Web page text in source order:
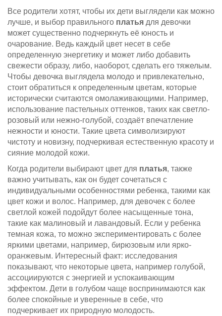
Все родители хотят, чтобы их дети выглядели как можно
лучше, и выбор правильного платья для девочки
может существенно подчеркнуть её юность и
очарование. Ведь каждый цвет несет в себе
определенную энергетику и может либо добавить
свежести образу, либо, наоборот, сделать его тяжелым.
Чтобы девочка выглядела молодо и привлекательно,
стоит обратиться к определенным цветам, которые
исторически считаются омолаживающими. Например,
использование пастельных оттенков, таких как светло-
розовый или нежно-голубой, создаёт впечатление
нежности и юности. Такие цвета символизируют
чистоту и новизну, подчеркивая естественную красоту и
сияние молодой кожи.
Когда родители выбирают цвет для платья, также
важно учитывать, как он будет сочетаться с
индивидуальными особенностями ребенка, такими как
цвет кожи и волос. Например, для девочек с более
светлой кожей подойдут более насыщенные тона,
такие как малиновый и лавандовый. Если у ребенка
темная кожа, то можно экспериментировать с более
яркими цветами, например, бирюзовым или ярко-
оранжевым. Интересный факт: исследования
показывают, что некоторые цвета, например голубой,
ассоциируются с энергией и успокаивающим
эффектом. Дети в голубом чаще воспринимаются как
более спокойные и уверенные в себе, что
подчеркивает их природную молодость.